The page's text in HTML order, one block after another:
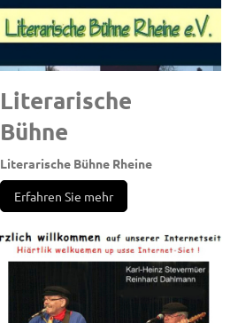
Literarische
Bühne
Literarische Bühne Rheine
Erfahren Sie mehr